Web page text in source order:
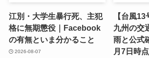
江別・大学生暴行死、主犯
格に無期懲役｜Facebook
の有無といま分かること
2026-08-07
【台風
九州の交
雨と公式
月7日時点